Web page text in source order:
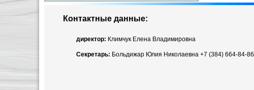
Контактные данные:
директор: Климчук Елена Владимировна
Секретарь: Больдижар Юлия Николаевна +7 (384) 664-84-86